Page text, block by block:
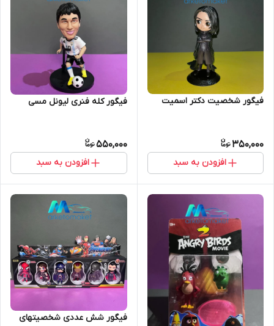
فیگور شخصیت دکتر اسمیت
350,000
افزودن به سبد
فیگور کله فنری لیونل مسی
550,000
افزودن به سبد
فیگور شش عددی شخصیتهای